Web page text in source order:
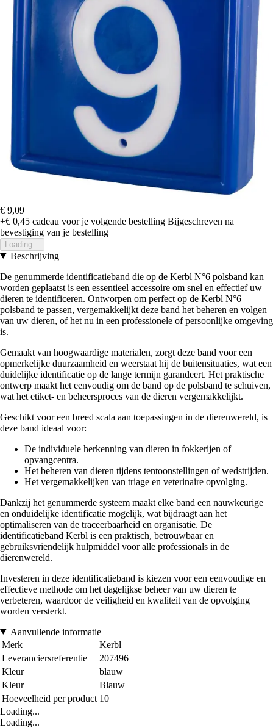
€ 9,09
+€ 0,45 cadeau voor je volgende bestelling Bijgeschreven na
bevestiging van je bestelling
Loading...
Beschrijving
De genummerde identificatieband die op de Kerbl N°6 polsband kan
worden geplaatst is een essentieel accessoire om snel en effectief uw
dieren te identificeren. Ontworpen om perfect op de Kerbl N°6
polsband te passen, vergemakkelijkt deze band het beheren en volgen
van uw dieren, of het nu in een professionele of persoonlijke omgeving
is.
Gemaakt van hoogwaardige materialen, zorgt deze band voor een
opmerkelijke duurzaamheid en weerstaat hij de buitensituaties, wat een
duidelijke identificatie op de lange termijn garandeert. Het praktische
ontwerp maakt het eenvoudig om de band op de polsband te schuiven,
wat het etiket- en beheersproces van de dieren vergemakkelijkt.
Geschikt voor een breed scala aan toepassingen in de dierenwereld, is
deze band ideaal voor:
De individuele herkenning van dieren in fokkerijen of
opvangcentra.
Het beheren van dieren tijdens tentoonstellingen of wedstrijden.
Het vergemakkelijken van triage en veterinaire opvolging.
Dankzij het genummerde systeem maakt elke band een nauwkeurige
en onduidelijke identificatie mogelijk, wat bijdraagt aan het
optimaliseren van de traceerbaarheid en organisatie. De
identificatieband Kerbl is een praktisch, betrouwbaar en
gebruiksvriendelijk hulpmiddel voor alle professionals in de
dierenwereld.
Investeren in deze identificatieband is kiezen voor een eenvoudige en
effectieve methode om het dagelijkse beheer van uw dieren te
verbeteren, waardoor de veiligheid en kwaliteit van de opvolging
worden versterkt.
Aanvullende informatie
Merk
Kerbl
Leveranciersreferentie
207496
Kleur
blauw
Kleur
Blauw
Hoeveelheid per product 10
Loading...
Loading...